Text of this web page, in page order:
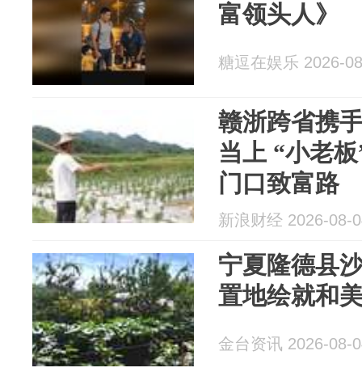
富领头人》
糖逗在娱乐 2026-
赣浙跨省携
当上 “小老
门口致富路
新浪财经 2026-08-
宁夏隆德县
置地绘就和
金台资讯 2026-08-